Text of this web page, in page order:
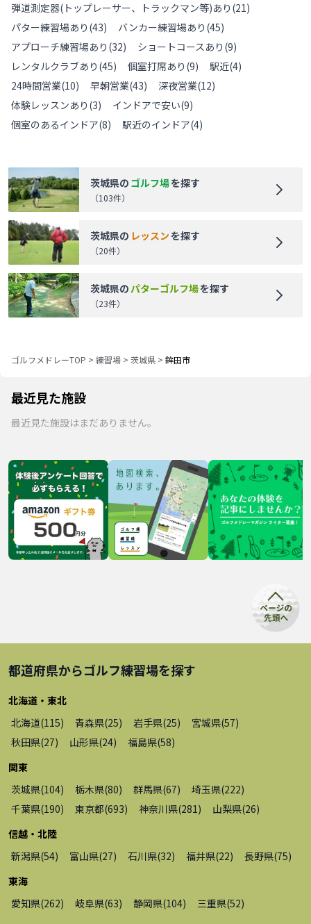
弾道測定器(トップレーサー、トラックマン等)あり (21)
パター練習場あり (43) バンカー練習場あり (45)
アプローチ練習場あり (32) ショートコースあり (9)
レンタルクラブあり (45) 個室打席あり (9) 駅近(4)
24時間営業(10) 早朝営業(43) 深夜営業(12)
体験レッスンあり (3) インドアで安い(9)
個室のあるインドア(8) 駅近のインドア(4)
茨城県の ゴルフ場を探す
（103件）
茨城県の レッスンを探す
（20件）
茨城県のパターゴルフ場を探す
（23件）
ゴルフメドレーTOP > 練習場 > 茨城県 > 鉾田市
最近見た施設
最近見た施設はまだありません。
都道府県からゴルフ練習場を探す
北海道・東北
北海道(115) 青森県(25) 岩手県(25) 宮城県(57)
秋田県(27) 山形県(24) 福島県(58)
関東
茨城県(104) 栃木県(80) 群馬県(67) 埼玉県(222)
千葉県(190) 東京都(693) 神奈川県(281 ) 山梨県(26)
信越・北陸
新潟県(54) 富山県(27) 石川県(32) 福井県(22) 長野県(75)
東海
愛知県(262) 岐阜県(63) 静岡県(104) 三重県(52)